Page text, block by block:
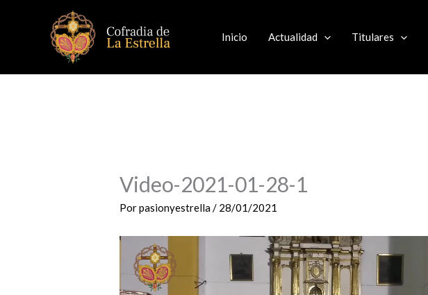
Inicio Actualidad Titulares
Video-2021-01-28-1
Porpasionyestrella/ 28/01/2021
Reproductor
vídeo